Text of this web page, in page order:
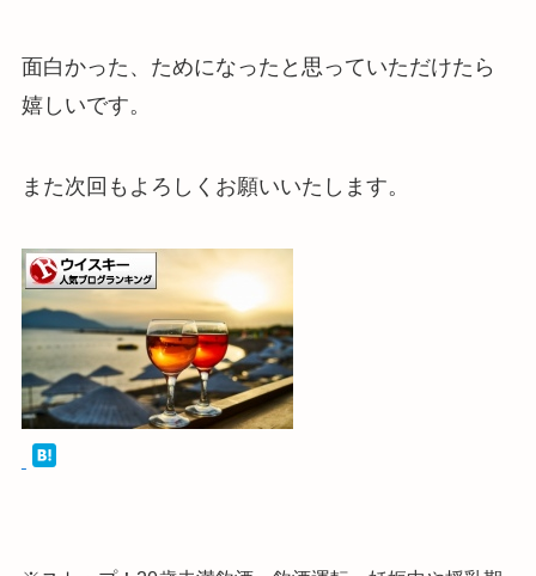
面白かった、ためになったと思っていただけたら
嬉しいです。
また次回もよろしくお願いいたします。